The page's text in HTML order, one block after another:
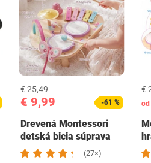
€ 9,99
€ 25,49
-61 %
Drevená Montessori
detská bicia súprava
Lehoo Castle pre…
(27×)
od
€